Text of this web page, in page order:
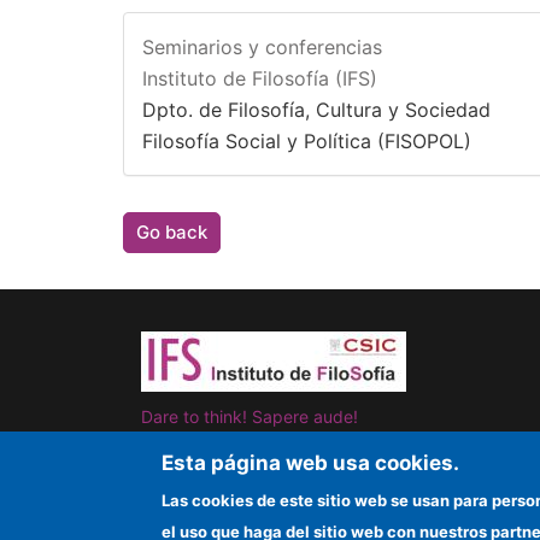
Seminarios y conferencias
Instituto de Filosofía (IFS)
Dpto. de Filosofía, Cultura y Sociedad
Filosofía Social y Política (FISOPOL)
Go back
Dare to think! Sapere aude!
Esta página web usa cookies.
Las cookies de este sitio web se usan para
el uso que haga del sitio web con nuestros